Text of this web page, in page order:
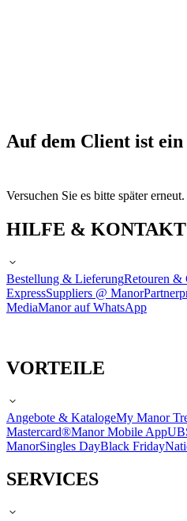
Auf dem Client ist
Versuchen Sie es bitte später erneut.
HILFE & KONTAKT
Bestellung & LieferungRetouren &
ExpressSuppliers @ Manor
MediaManor auf WhatsApp
VORTEILE
Angebote & KatalogeMy Manor
Mastercard®Manor Mobile App
ManorSingles DayBlack Friday
SERVICES